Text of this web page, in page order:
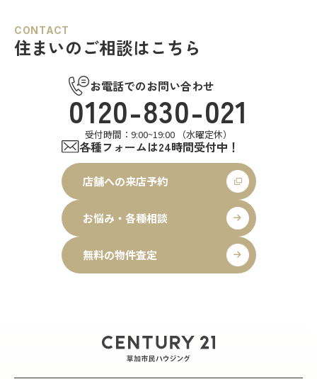
CONTACT
住まいのご相談はこちら
お電話でのお問い合わせ
0120-830-021
受付時間：9:00~19:00 （水曜定休）
各種フォームは24時間受付中！
店舗への来店予約
お悩み・各種相談
無料の物件査定